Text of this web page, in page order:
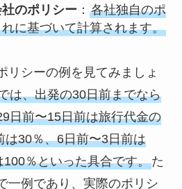
のポリシー ： 各社独自のポ
に基づいて計算されます。
リシーの例を見てみましょ
は、出発の30日前までなら
日前〜15日前は旅行代金の
は30％、6日前〜3日前は
％といった具合です。た
一例であり、実際のポリシ